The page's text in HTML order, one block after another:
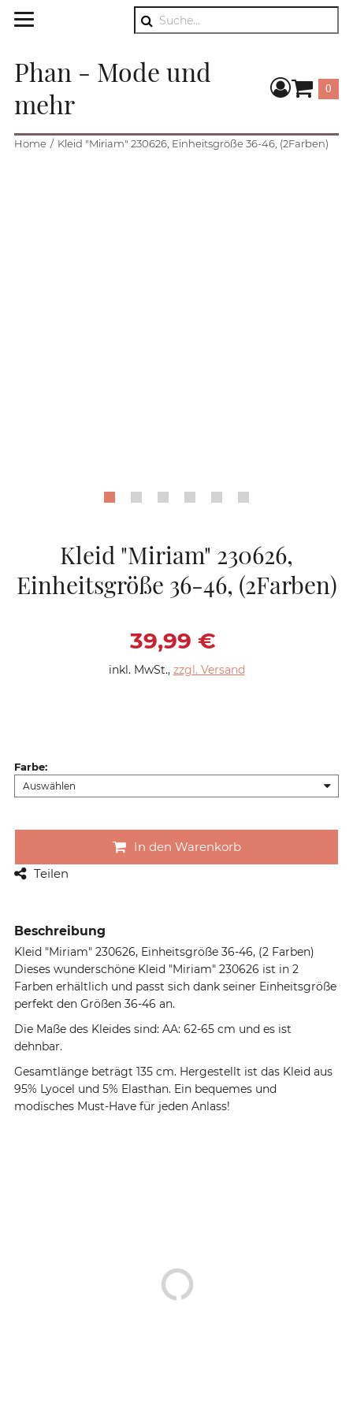
Phan - Mode und
mehr
0
Home Kleid "Miriam" 230626, Einheitsgröße 36-46, (2Farben)
Kleid "Miriam" 230626,
Einheitsgröße 36-46, (2Farben)
Verkaufspreis:
39,99 €
inkl. MwSt., zzgl. Versand
Farbe:
In den Warenkorb
Teilen
Beschreibung
Kleid "Miriam" 230626, Einheitsgröße 36-46, (2 Farben)
Dieses wunderschöne Kleid "Miriam" 230626 ist in 2
Farben erhältlich und passt sich dank seiner Einheitsgröße
perfekt den Größen 36-46 an.
Die Maße des Kleides sind: AA: 62-65 cm und es ist
dehnbar.
Gesamtlänge beträgt 135 cm. Hergestellt ist das Kleid aus
95% Lyocel und 5% Elasthan. Ein bequemes und
modisches Must-Have für jeden Anlass!